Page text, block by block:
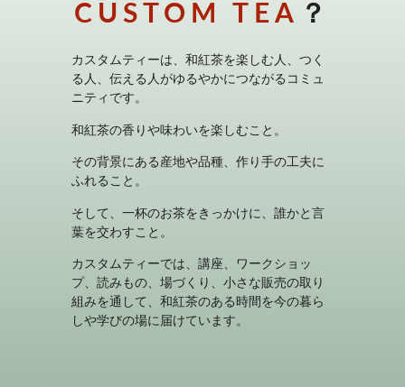
CUSTOM TEA ？
カスタムティーは、和紅茶を楽しむ人、つく
る人、伝える人がゆるやかにつながるコミュ
ニティです。
和紅茶の香りや味わいを楽しむこと。
その背景にある産地や品種、作り手の工夫に
ふれること。
そして、一杯のお茶をきっかけに、誰かと言
葉を交わすこと。
カスタムティーでは、講座、ワークショッ
プ、読みもの、場づくり、小さな販売の取り
組みを通して、和紅茶のある時間を今の暮ら
しや学びの場に届けています。